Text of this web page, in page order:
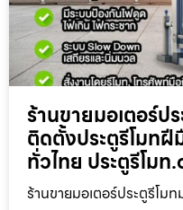
ร้านขายมอเตอร์ป
ติดตั้งประตูรีโมท
ทั่วไทย ประตูรีโมท
ร้านขายมอเตอร์ประตูรีโม